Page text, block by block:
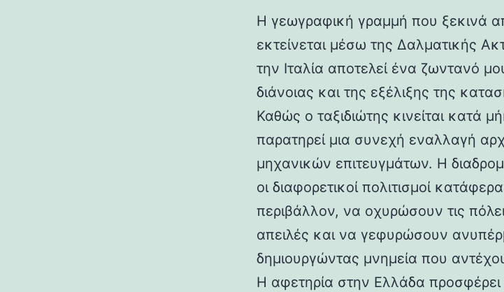
Η γεωγραφική γραμμή που ξεκινά
εκτείνεται μέσω της Δαλματικής
την Ιταλία αποτελεί ένα ζωντανό
διάνοιας και της εξέλιξης της
Καθώς ο ταξιδιώτης κινείται κατά
παρατηρεί μια συνεχή εναλλαγή
μηχανικών επιτευγμάτων. Η
οι διαφορετικοί πολιτισμοί
περιβάλλον, να οχυρώσουν τις
απειλές και να γεφυρώσουν
δημιουργώντας μνημεία που
Η αφετηρία στην Ελλάδα